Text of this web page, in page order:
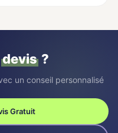
devis?
un conseil personnalisé
Gratuit